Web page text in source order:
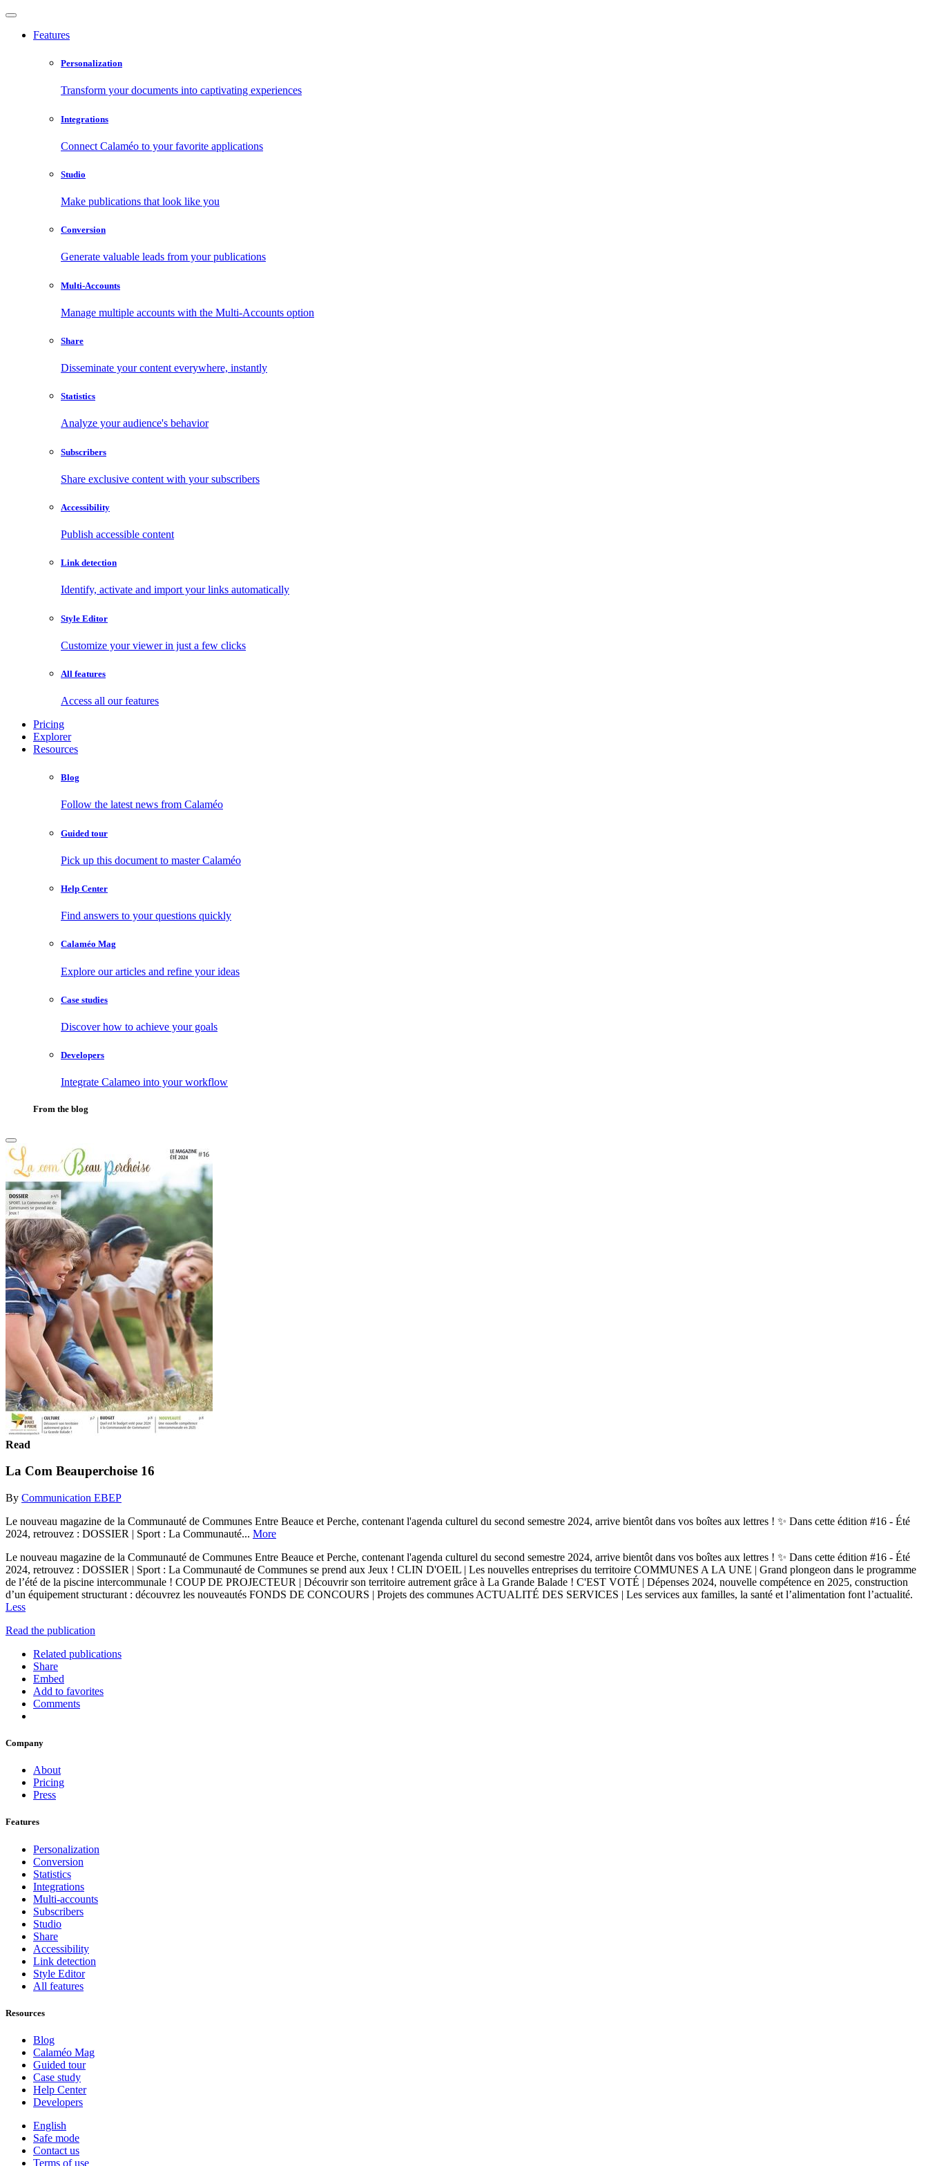
Features
Personalization
Transform your documents into captivating experiences
Integrations
Connect Calaméo to your favorite applications
Studio
Make publications that look like you
Conversion
Generate valuable leads from your publications
Multi-Accounts
Manage multiple accounts with the Multi-Accounts option
Share
Disseminate your content everywhere, instantly
Statistics
Analyze your audience's behavior
Subscribers
Share exclusive content with your subscribers
Accessibility
Publish accessible content
Link detection
Identify, activate and import your links automatically
Style Editor
Customize your viewer in just a few clicks
All features
Access all our features
Pricing
Explorer
Resources
Blog
Follow the latest news from Calaméo
Guided tour
Pick up this document to master Calaméo
Help Center
Find answers to your questions quickly
Calaméo Mag
Explore our articles and refine your ideas
Case studies
Discover how to achieve your goals
Developers
Integrate Calameo into your workflow
From the blog
Read
La Com Beauperchoise 16
By Communication EBEP
Le nouveau magazine de la Communauté de Communes Entre Beauce et Perche, contenant l'agenda culturel du second semestre 2024, arrive bientôt dans vos boîtes aux lettres ! ✨ Dans cette édition #16 - Été
2024, retrouvez : DOSSIER | Sport : La Communauté... More
Le nouveau magazine de la Communauté de Communes Entre Beauce et Perche, contenant l'agenda culturel du second semestre 2024, arrive bientôt dans vos boîtes aux lettres ! ✨ Dans cette édition #16 - Été
2024, retrouvez : DOSSIER | Sport : La Communauté de Communes se prend aux Jeux ! CLIN D'OEIL | Les nouvelles entreprises du territoire COMMUNES A LA UNE | Grand plongeon dans le programme
de l’été de la piscine intercommunale ! COUP DE PROJECTEUR | Découvrir son territoire autrement grâce à La Grande Balade ! C'EST VOTÉ | Dépenses 2024, nouvelle compétence en 2025, construction
d’un équipement structurant : découvrez les nouveautés FONDS DE CONCOURS | Projets des communes ACTUALITÉ DES SERVICES | Les services aux familles, la santé et l’alimentation font l’actualité.
Less
Read the publication
Related publications
Share
Embed
Add to favorites
Comments
Company
About
Pricing
Press
Features
Personalization
Conversion
Statistics
Integrations
Multi-accounts
Subscribers
Studio
Share
Accessibility
Link detection
Style Editor
All features
Resources
Blog
Calaméo Mag
Guided tour
Case study
Help Center
Developers
English
Safe mode
Contact us
Terms of use